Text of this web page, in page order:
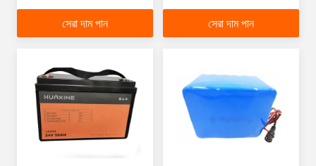
সেরা দাম পান সেরা দাম পান